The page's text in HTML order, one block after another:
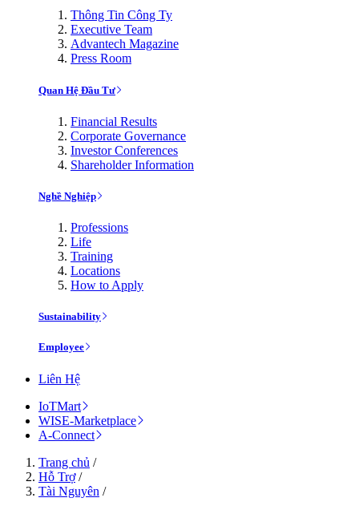
Thông Tin Công Ty
Executive Team
Advantech Magazine
Press Room
Quan Hệ Đầu Tư
Financial Results
Corporate Governance
Investor Conferences
Shareholder Information
Nghề Nghiệp
Professions
Life
Training
Locations
How to Apply
Sustainability
Employee
Liên Hệ
IoTMart
WISE-Marketplace
A-Connect
Trang chủ /
Hỗ Trợ/
Tài Nguyên /